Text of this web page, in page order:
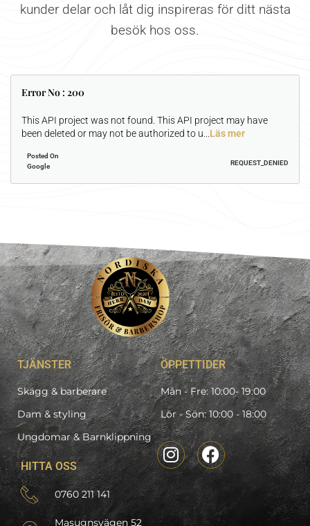
kunder delar och låt dig inspireras för ditt nästa
besök hos oss.
Error No : 200
This API project was not found. This API project may have
been deleted or may not be authorized to u...Läs mer
Posted On
Google
REQUEST_DENIED
TJÄNSTER
Skägg & barberare
Dam & styling
Ungdomar & Barnklippning
ÖPPETTIDER
Mån - Fre: 10:00- 19:00
Lör - Sön: 10:00 - 18:00
HITTA OSS
0760 211 141
Masugnsvägen 52